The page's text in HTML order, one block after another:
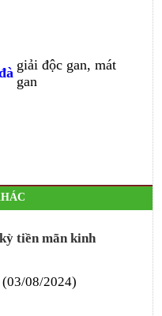
giải độc gan, mát
gan
tiền mãn kinh
(03/08/2024)